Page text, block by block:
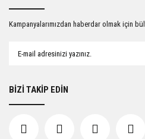
Gönder
Kampanyalarımızdan haberdar olmak için
BİZİ TAKİP EDİN